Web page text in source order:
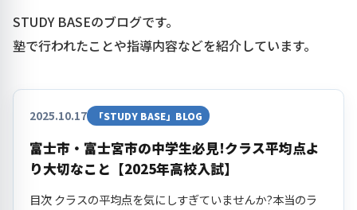
STUDY BASEのブログです。
塾で行われたことや指導内容などを紹介しています。
2025.10.17 「STUDY BASE」BLOG
富士市・富士宮市の中学生必見!クラス平均点よ
り大切なこと【2025年高校入試】
目次 クラスの平均点を気にしすぎていませんか?本当のラ